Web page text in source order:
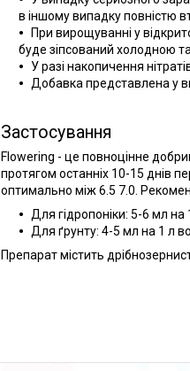
в іншому випадку повністю
При вирощуванні у
буде зіпсований холодною
У разі накопичення
Добавка представлена у
Застосування
Flowering - це повноцінне
протягом останніх 10-15 днів
оптимально між 6.5 7.0.
Для гідропоніки: 5-6 мл на
Для ґрунту: 4-5 мл на 1 л
Препарат містить